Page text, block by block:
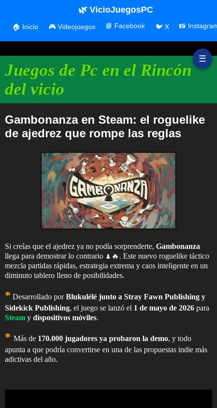
☰
Juegos de Pc en el Rincón
del vicio
🌿 VicioJuegosPC
🏠 Inicio 🎮 Videojuegos 📘 Facebook 🐦 X 📸
Gambonanza en Steam: el roguelike
de ajedrez que rompe las reglas
Si creías que el ajedrez ya no podía sorprenderte, Gambonanza
llega para demostrar lo contrario ♟️🔥. Este nuevo roguelike táctico
mezcla partidas rápidas, estrategia extrema y caos inteligente en un
diminuto tablero lleno de posibilidades.
* Desarrollado porBlukulélé junto a Stray Fawn Publishing y
Sidekick Publishing, el juego se lanzó el 1 de mayo de 2026 para
Steam y dispositivos móviles.
* Más de 170.000 jugadores ya probaron la demo, y todo
apunta a que podría convertirse en una de las propuestas indie más
adictivas del año.